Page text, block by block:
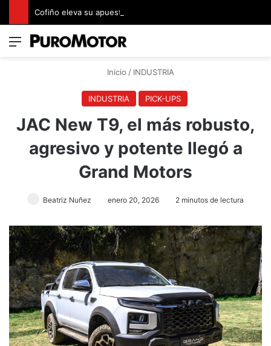
Menú
Inicio / INDUSTRIA
INDUSTRIA PICK-UPS
JAC New T9, el más robusto,
agresivo y potente llegó a
Grand Motors
Beatriz Nuñez enero 20, 2026 2 minutos de lectura